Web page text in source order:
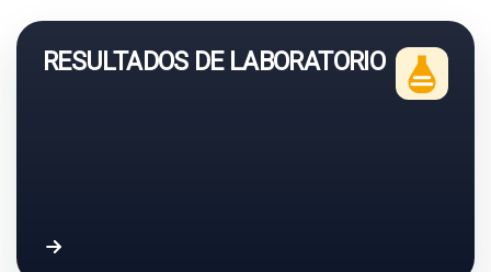
RESULTADOS DE LABORATORIO
Acceder a resultados de laboratorio